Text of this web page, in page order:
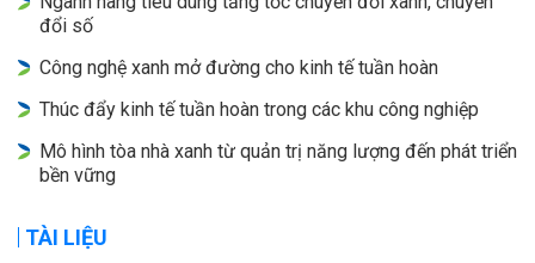
đổi số
Công nghệ xanh mở đường cho kinh tế tuần hoàn
Thúc đẩy kinh tế tuần hoàn trong các khu công nghiệp
Mô hình tòa nhà xanh từ quản trị năng lượng đến phát triển
bền vững
TÀI LIỆU